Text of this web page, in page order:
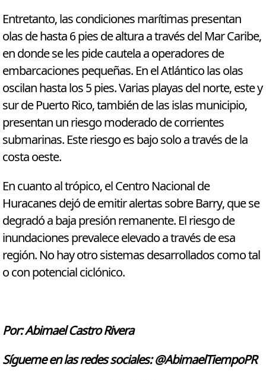
Entretanto, las condiciones marítimas presentan
olas de hasta 6 pies de altura a través del Mar Caribe,
en donde se les pide cautela a operadores de
embarcaciones pequeñas. En el Atlántico las olas
oscilan hasta los 5 pies. Varias playas del norte, este y
sur de Puerto Rico, también de las islas municipio,
presentan un riesgo moderado de corrientes
submarinas. Este riesgo es bajo solo a través de la
costa oeste.
En cuanto al trópico, el Centro Nacional de
Huracanes dejó de emitir alertas sobre Barry, que se
degradó a baja presión remanente. El riesgo de
inundaciones prevalece elevado a través de esa
región. No hay otro sistemas desarrollados como tal
o con potencial ciclónico.
Por: Abimael Castro Rivera
Sígueme en las redes sociales: @AbimaelTiempoPR